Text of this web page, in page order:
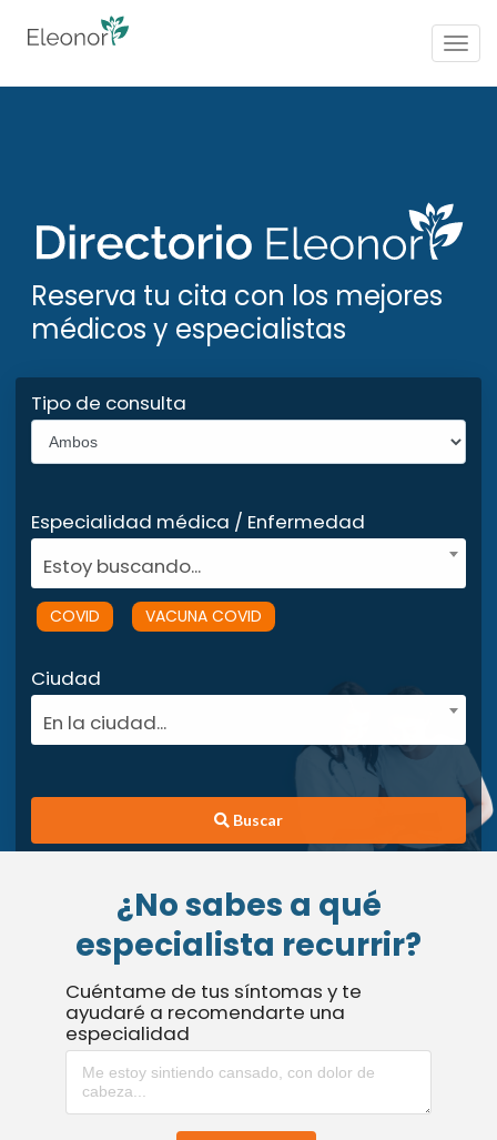
Reserva tu cita con los mejores
médicos y especialistas
Tipo de consulta
Especialidad médica / Enfermedad
Estoy buscando...
COVID VACUNA COVID
Ciudad
En la ciudad...
Buscar
¿No sabes a qué
especialista recurrir?
Cuéntame de tus síntomas y te
ayudaré a recomendarte una
especialidad